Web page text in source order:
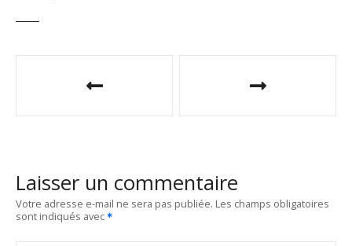
g
a
Laisser un commentaire
Votre adresse e-mail ne sera pas publiée. Les champs obligatoires
sont indiqués avec